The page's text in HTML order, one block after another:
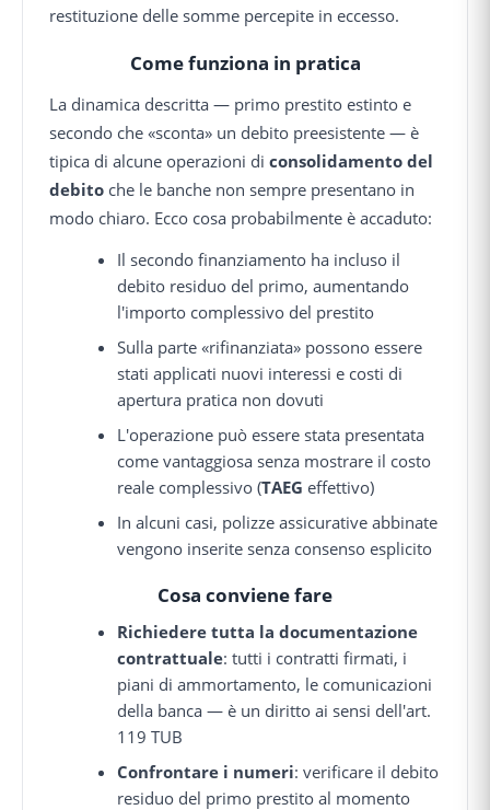
restituzione delle somme percepite in eccesso.
Come funziona in pratica
La dinamica descritta — primo prestito estinto e
secondo che «sconta» un debito preesistente — è
tipica di alcune operazioni di consolidamento del
debito che le banche non sempre presentano in
modo chiaro. Ecco cosa probabilmente è accaduto:
Il secondo finanziamento ha incluso il
debito residuo del primo, aumentando
l'importo complessivo del prestito
Sulla parte «rifinanziata» possono essere
stati applicati nuovi interessi e costi di
apertura pratica non dovuti
L'operazione può essere stata presentata
come vantaggiosa senza mostrare il costo
reale complessivo (TAEG effettivo)
In alcuni casi, polizze assicurative abbinate
vengono inserite senza consenso esplicito
Cosa conviene fare
Richiedere tutta la documentazione
contrattuale: tutti i contratti firmati, i
piani di ammortamento, le comunicazioni
della banca — è un diritto ai sensi dell'art.
119 TUB
Confrontare i numeri: verificare il debito
residuo del primo prestito al momento